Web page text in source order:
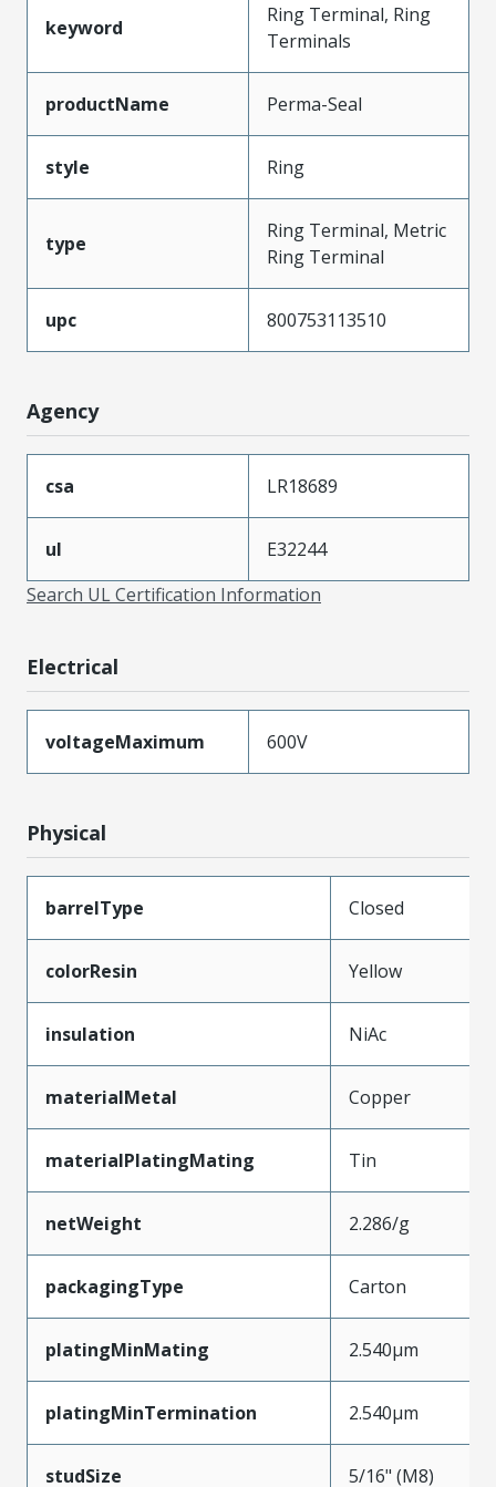
keyword
Ring Terminal, Ring
Terminals
productName Perma-Seal
style Ring
type
Ring Terminal, Metric
Ring Terminal
upc 800753113510
Agency
csa LR18689
ul
E32244
Search UL Certification Information
Electrical
voltageMaximum 600V
Physical
barrelType Closed
colorResin Yellow
insulation NiAc
materialMetal Copper
materialPlatingMating Tin
netWeight 2.286/g
packagingType Carton
platingMinMating 2.540µm
platingMinTermination 2.540µm
studSize 5/16" (M8)